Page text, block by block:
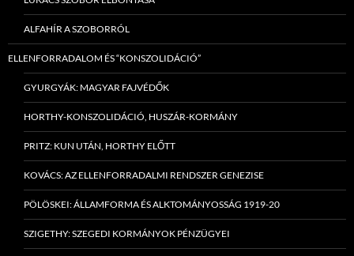
ALFAHÍR A SZOBORRÓL
ELLENFORRADALOM ÉS “KONSZOLIDÁCIÓ”
GYURGYÁK: MAGYAR FAJVÉDŐK
HORTHY-KONSZOLIDÁCIÓ, HUSZÁR-KORMÁNY
PRITZ: KUN UTÁN, HORTHY ELŐTT
KOVÁCS: AZ ELLENFORRADALMI RENDSZER GENEZISE
PÖLÖSKEI: ÁLLAMFORMA ÉS ALKTOMÁNYOSSÁG 1919-20
SZIGETHY: SZEGEDI KORMÁNYOK PÉNZÜGYEI